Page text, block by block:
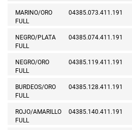
MARINO/ORO
FULL
04385.073.411.191
NEGRO/PLATA
FULL
04385.074.411.191
NEGRO/ORO
FULL
04385.119.411.191
BURDEOS/ORO
FULL
04385.128.411.191
ROJO/AMARILLO
FULL
04385.140.411.191